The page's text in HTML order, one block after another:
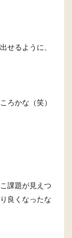
せるように、
ろかな（笑）
課題が見えつ
良くなったな